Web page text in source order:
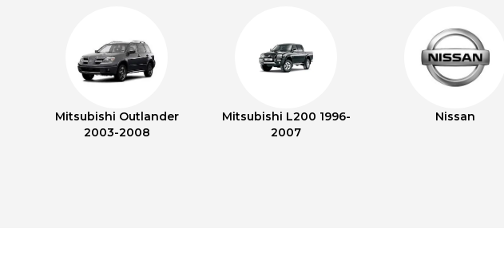
Mitsubishi Outlander
2003-2008
Mitsubishi L200 1996-
2007
Nissan